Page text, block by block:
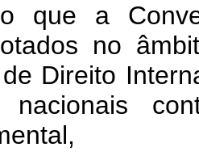
que a
no
Direito
nacionais